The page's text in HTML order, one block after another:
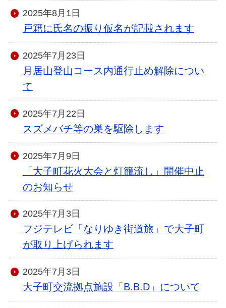
2025年8月1日
戸籍に氏名の振り仮名が記載されます
2025年7月23日
月居山登山コース内通行止め解除につい
て
2025年7月22日
スズメバチ等の巣を駆除します
2025年7月9日
「大子町花火大会と灯籠流し」開催中止
のお知らせ
2025年7月3日
フジテレビ「なりゆき街道旅」で大子町
が取り上げられます
2025年7月3日
大子町交流拠点施設「B.B.D」について